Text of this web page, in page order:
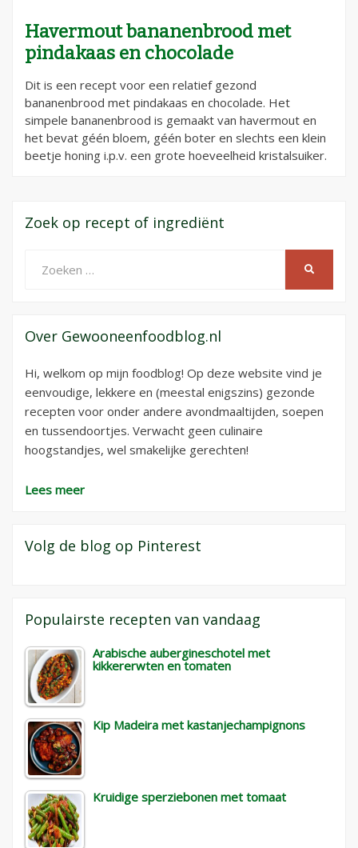
Havermout bananenbrood met
pindakaas en chocolade
Dit is een recept voor een relatief gezond
bananenbrood met pindakaas en chocolade. Het
simpele bananenbrood is gemaakt van havermout en
het bevat géén bloem, géén boter en slechts een klein
beetje honing i.p.v. een grote hoeveelheid kristalsuiker.
Zoek op recept of ingrediënt
naar:
Over Gewooneenfoodblog.nl
Hi, welkom op mijn foodblog! Op deze website vind je
eenvoudige, lekkere en (meestal enigszins) gezonde
recepten voor onder andere avondmaaltijden, soepen
en tussendoortjes. Verwacht geen culinaire
hoogstandjes, wel smakelijke gerechten!
Lees meer
Volg de blog op Pinterest
Populairste recepten van vandaag
Arabische aubergineschotel met
kikkererwten en tomaten
Kip Madeira met kastanjechampignons
Kruidige sperziebonen met tomaat